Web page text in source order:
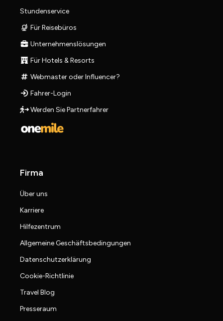
Stundenservice
Für Reisebüros
Unternehmenslösungen
Für Hotels & Resorts
Webmaster oder Influencer?
Fahrer-Login
Werden Sie Partnerfahrer
Firma
Über uns
Karriere
Hilfezentrum
Allgemeine Geschäftsbedingungen
Datenschutzerklärung
Cookie-Richtlinie
Travel Blog
Presseraum